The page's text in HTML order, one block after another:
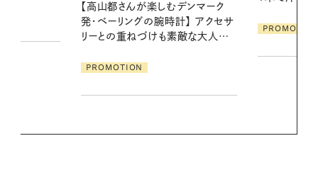
PROMOTION